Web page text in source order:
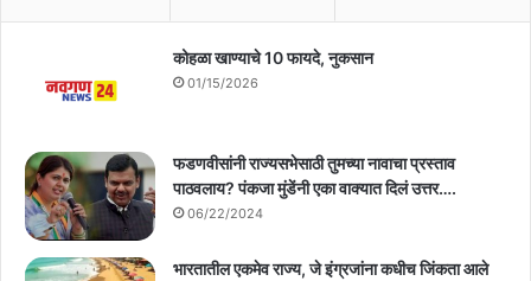
कोहळा खाण्याचे 10 फायदे, नुकसान
01/15/2026
फडणवीसांनी राज्यसभेसाठी तुमच्या नावाचा प्रस्ताव
पाठवलाय? पंकजा मुंडेंनी एका वाक्यात दिलं उत्तर….
06/22/2024
भारतातील एकमेव राज्य, जे इंग्रजांना कधीच जिंकता आले